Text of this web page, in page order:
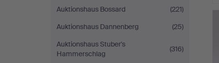
Auktionshaus Bossard
(221)
Auktionshaus Dannenberg
(25)
Auktionshaus Stuber's
Hammerschlag
(316)